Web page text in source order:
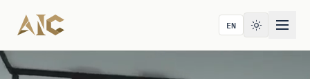
Bỏ qua tới nội dung
EN